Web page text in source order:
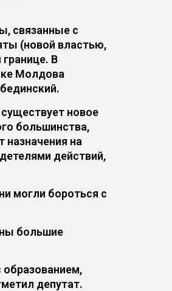
связанные с
(новой властью,
В
Молдова
новое
большинства,
на
действий,
могли бороться с
большие
образованием,
депутат.